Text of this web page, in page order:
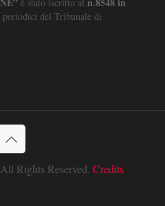
è stato iscritto al
periodici del Tribunale di
Rights Reserved. Credits